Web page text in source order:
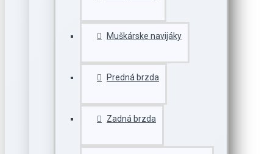
Muškárske navijáky
Predná brzda
Zadná brzda